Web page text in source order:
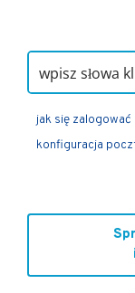
jak się zalogować
konfiguracja